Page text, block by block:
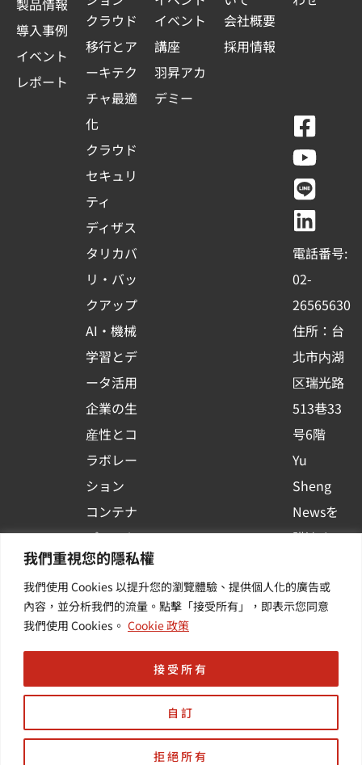
我們重視您的隱私權
我們使用 Cookies 以提升您的瀏覽體驗、提供個人化的廣告或
內容，並分析我們的流量。點擊「接受所有」，即表示您同意
我們使用 Cookies。 Cookie 政策
自訂
拒絕所有
接受所有
製品情報
導入事例
イベント
レポート
クラウド
移行とア
ーキテク
チャ最適
化
クラウド
セキュリ
ティ
ディザス
タリカバ
リ・バッ
クアップ
AI・機械
学習とデ
ータ活用
企業の生
産性とコ
ラボレー
ション
コンテナ
プラット
フォーム
活用
その他・
イベント
講座
羽昇アカ
デミー
会社概要
採用情報
F
a
c
e
b
o
o
k
-
s
q
u
a
r
e
Y
o
u
t
u
b
e
L
i
n
e
L
i
n
k
e
d
i
n
電話番号:
02-
26565630
住所：台
北市内湖
区瑞光路
513巷33
号6階
Yu
Sheng
Newsを
購読する
イベント
や業界情